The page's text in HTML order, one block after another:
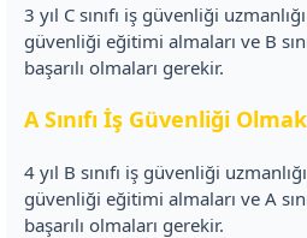
3 yıl C sınıfı iş güvenliği
güvenliği eğitimi almaları ve B
başarılı olmaları gerekir.
A Sınıfı İş Güvenliği
4 yıl B sınıfı iş güvenliği
güvenliği eğitimi almaları ve A
başarılı olmaları gerekir.